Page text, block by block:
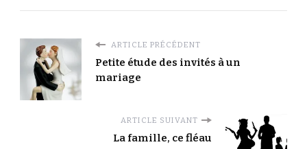
ARTICLE PRÉCÉDENT
Petite étude des invités à un
mariage
ARTICLE SUIVANT
La famille, ce fléau